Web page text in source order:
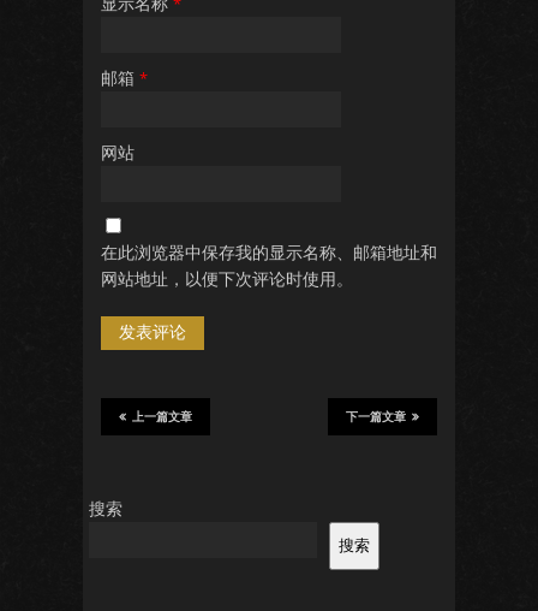
邮箱 *
网站
在此浏览器中保存我的显示名称、邮箱地址和
网站地址，以便下次评论时使用。
下一篇文章
上一篇文章
搜索
搜索